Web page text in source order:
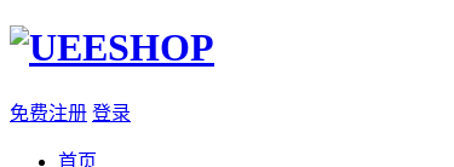
免费注册 登录
首页